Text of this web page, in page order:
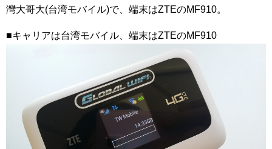
灣大哥大(台湾モバイル)で、端末はZTEのMF910。
■キャリアは台湾モバイル、端末はZTEのMF910